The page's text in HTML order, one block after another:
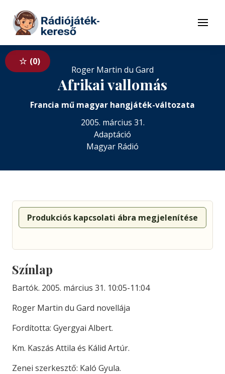
Tovább a tartalomhoz
Menü
0
Roger Martin du Gard
Afrikai vallomás
Francia mű magyar hangjáték-változata
2005. március 31.
Adaptáció
Magyar Rádió
Produkciós kapcsolati ábra megjelenítése
Színlap
Bartók. 2005. március 31. 10:05-11:04
Roger Martin du Gard novellája
Fordította: Gyergyai Albert.
Km. Kaszás Attila és Kálid Artúr.
Zenei szerkesztő: Kaló Gyula.